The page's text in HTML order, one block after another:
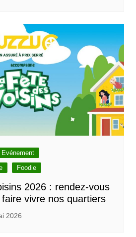
Evénement
Foodie
2026 : rendez-vous
vivre nos quartiers
2026